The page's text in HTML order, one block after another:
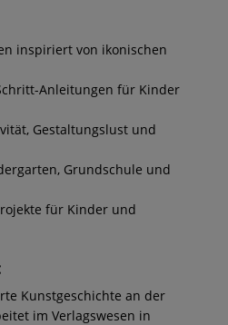
inspiriert von ikonischen
Anleitungen für Kinder
Gestaltungslust und
Grundschule und
für Kinder und
Kunstgeschichte an der
im Verlagswesen in